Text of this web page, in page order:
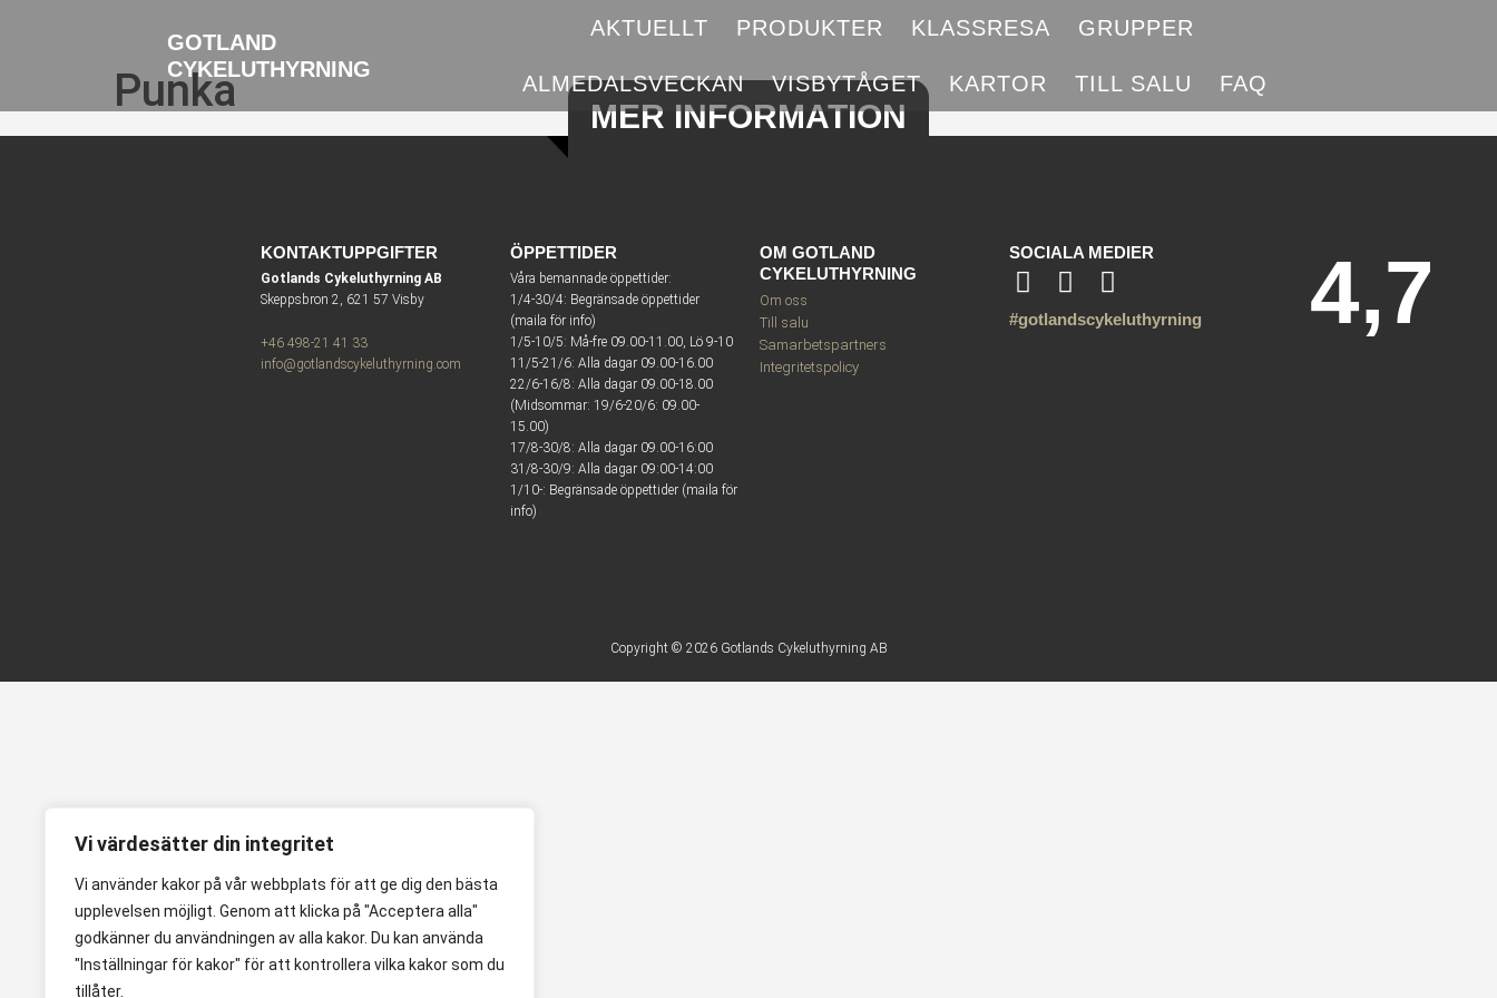
Vi värdesätter din integritet
Vi använder kakor på vår webbplats för att ge dig den bästa
upplevelsen möjligt. Genom att klicka på "Acceptera alla"
godkänner du användningen av alla kakor. Du kan använda
"Inställningar för kakor" för att kontrollera vilka kakor som du
tillåter.
GOTLAND
CYKELUTHYRNING
AKTUELLT PRODUKTER KLASSRESA GRUPPER
ALMEDALSVECKAN VISBYTÅGET KARTOR TILL SALU FAQ
Punka MER INFORMATION
KONTAKTUPPGIFTER
Gotlands Cykeluthyrning AB
Skeppsbron 2, 621 57 Visby
+46 498-21 41 33
info@gotlandscykeluthyrning.com
ÖPPETTIDER
Våra bemannade öppettider:
1/4-30/4: Begränsade öppettider
(maila för info)
1/5-10/5: Må-fre 09.00-11.00, Lö 9-10
11/5-21/6: Alla dagar 09.00-16.00
22/6-16/8: Alla dagar 09.00-18.00
(Midsommar: 19/6-20/6: 09.00-
15.00)
17/8-30/8: Alla dagar 09.00-16:00
31/8-30/9: Alla dagar 09:00-14:00
1/10-: Begränsade öppettider (maila för
info)
OM GOTLAND
CYKELUTHYRNING
Om oss
Till salu
Samarbetspartners
Integritetspolicy
SOCIALA MEDIER
#gotlandscykeluthyrning 4,7
Copyright © 2026 Gotlands Cykeluthyrning AB